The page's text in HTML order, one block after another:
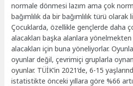
normale dönmesi lazım ama çok
bağımlılık da bir bağımlılık türü
Çocuklarda, özellikle gençlerde daha
alacakları başka alanlara
alacakları için buna yöneliyorlar.
oyunlar değil, çevrimiçi gruplarla
oyunlar. TÜİK’in 2021’de, 6-15
istatistikte önceki yıllara göre %66